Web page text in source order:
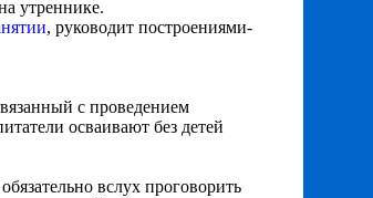
утреннике.
, руководит построениями-
с проведением
осваивают без детей
вслух проговорить